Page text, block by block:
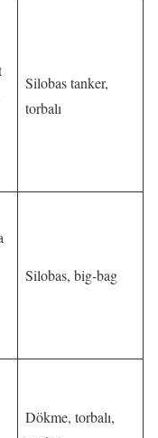
Silobas tanker,
torbalı
Silobas, big-bag
Dökme, torbalı,